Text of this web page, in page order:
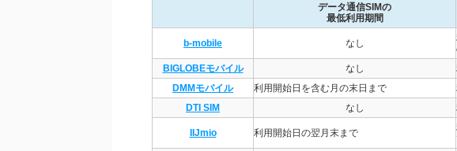
データ通信SIMの
最低利用期間
b-mobile なし
BIGLOBEモバイル
なし
DMMモバイル
利用開始日を含む月の末日まで
DTI SIM
なし
IIJmio 利用開始日の翌月末まで